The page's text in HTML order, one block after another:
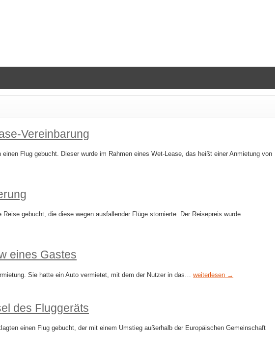
​Vereinbarung
Flug gebucht. Dieser wurde im Rahmen eines Wet-Lease, das heißt einer Anmietung von
gebucht, die diese wegen ausfallender Flüge stornierte. Der Reisepreis wurde
eines Gastes
Sie hatte ein Auto vermietet, mit dem der Nutzer in das… weiterlesen →
des Fluggeräts
einen Flug gebucht, der mit einem Umstieg außerhalb der Europäischen Gemeinschaft